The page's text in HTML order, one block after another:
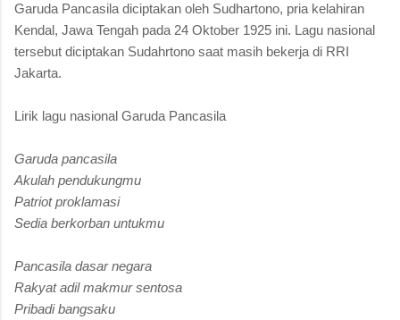
Garuda Pancasila diciptakan oleh Sudhartono, pria kelahiran
Kendal, Jawa Tengah pada 24 Oktober 1925 ini. Lagu nasional
tersebut diciptakan Sudahrtono saat masih bekerja di RRI
Jakarta.
Lirik lagu nasional Garuda Pancasila
Garuda pancasila
Akulah pendukungmu
Patriot proklamasi
Sedia berkorban untukmu
Pancasila dasar negara
Rakyat adil makmur sentosa
Pribadi bangsaku